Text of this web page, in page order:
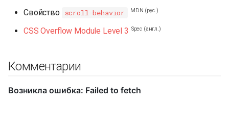
Свойство scroll-behavior MDN (рус.)
CSS Overflow Module Level 3 Spec (англ.)
Комментарии